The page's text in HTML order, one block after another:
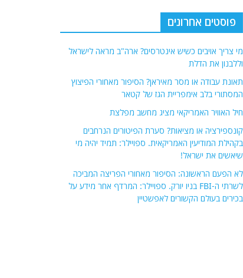
פוסטים אחרונים
מי צריך אויבים כשיש אינטרסים? ארה"ב מראה לישראל
וללבנון את הדלת